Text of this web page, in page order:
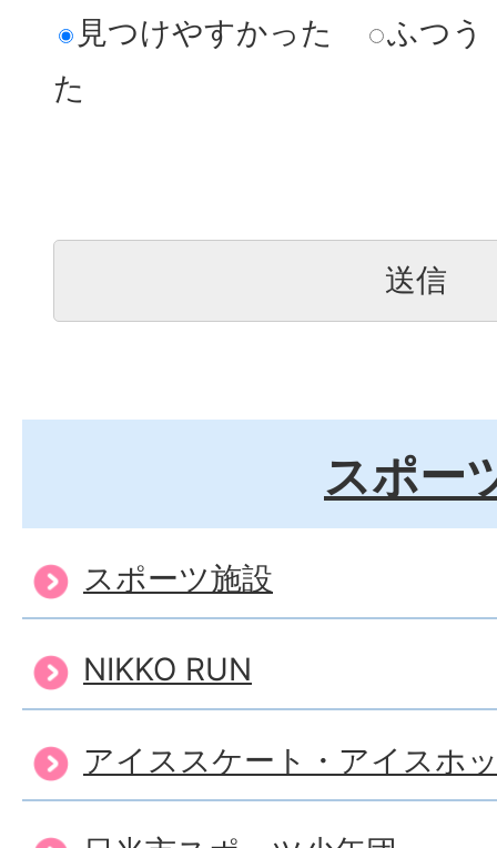
見つけやすかった
ふつう
た
スポー
スポーツ施設
NIKKO RUN
アイススケート・アイスホ